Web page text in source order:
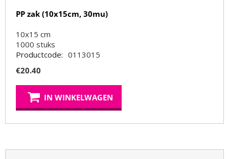
PP zak (10x15cm, 30mu)
10x15 cm
1000 stuks
Productcode: 0113015
€20.40
IN WINKELWAGEN